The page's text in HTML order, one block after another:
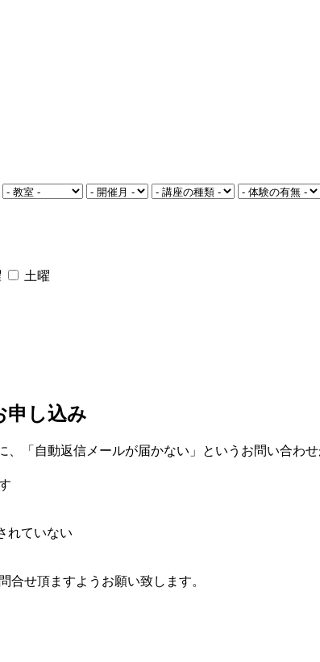
土曜
申し込み
、「自動返信メールが届かない」というお問い合わ
れていない
合せ頂ますようお願い致します。